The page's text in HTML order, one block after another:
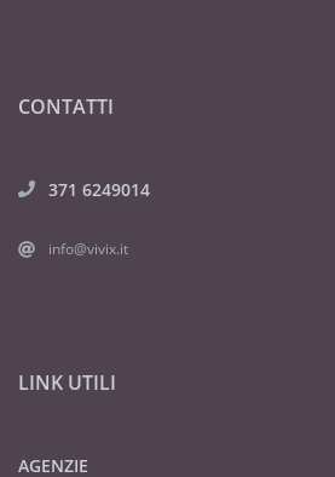
CONTATTI
371 6249014
info@vivix.it
LINK UTILI
AGENZIE